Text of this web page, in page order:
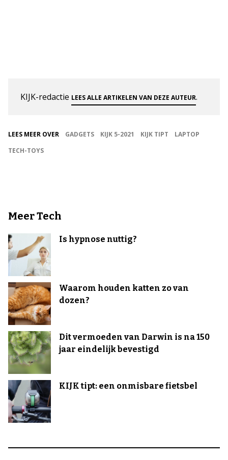
KIJK-redactie LEES ALLE ARTIKELEN VAN DEZE AUTEUR.
LEES MEER OVER GADGETS KIJK 5-2021 KIJK TIPT
LAPTOP
TECH-TOYS
Meer Tech
Is hypnose nuttig?
Waarom houden katten zo van
dozen?
Dit vermoeden van Darwin is na 150
jaar eindelijk bevestigd
KIJK tipt: een onmisbare fietsbel